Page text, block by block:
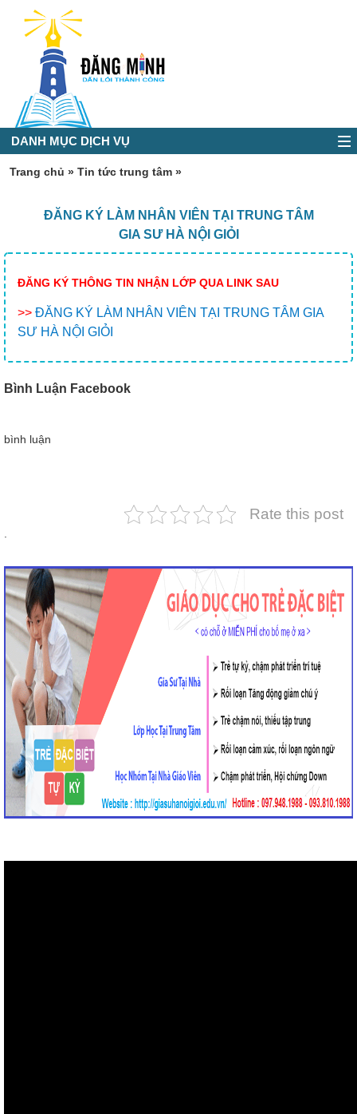
DANH MỤC DỊCH VỤ
Trang chủ » Tin tức trung tâm »
ĐĂNG KÝ LÀM NHÂN VIÊN TẠI TRUNG TÂM
GIA SƯ HÀ NỘI GIỎI
ĐĂNG KÝ THÔNG TIN NHẬN LỚP QUA LINK SAU
>> ĐĂNG KÝ LÀM NHÂN VIÊN TẠI TRUNG TÂM GIA
SƯ HÀ NỘI GIỎI
Bình Luận Facebook
bình luận
Rate this post
.